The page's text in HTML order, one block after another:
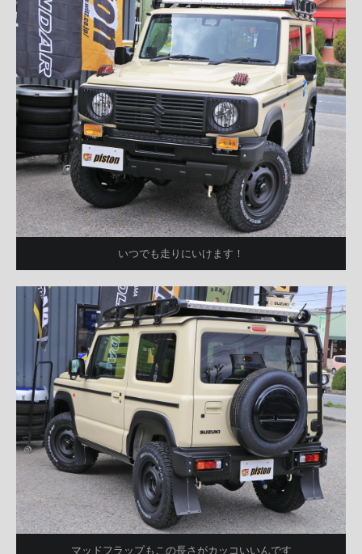
いつでも走りにいけます！
マッドフラップもこの長さがカッコいいんです